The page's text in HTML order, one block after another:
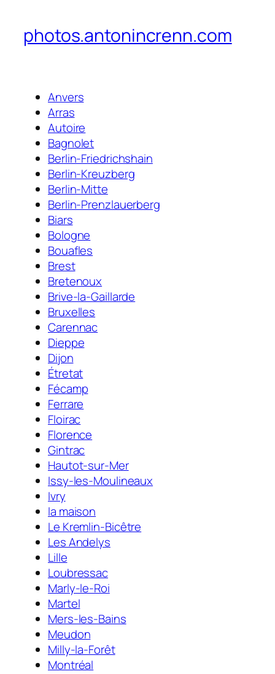
photos.antonincrenn.com
Anvers
Arras
Autoire
Bagnolet
Berlin-Friedrichshain
Berlin-Kreuzberg
Berlin-Mitte
Berlin-Prenzlauerberg
Biars
Bologne
Bouafles
Brest
Bretenoux
Brive-la-Gaillarde
Bruxelles
Carennac
Dieppe
Dijon
Étretat
Fécamp
Ferrare
Floirac
Florence
Gintrac
Hautot-sur-Mer
Issy-les-Moulineaux
Ivry
la maison
Le Kremlin-Bicêtre
Les Andelys
Lille
Loubressac
Marly-le-Roi
Martel
Mers-les-Bains
Meudon
Milly-la-Forêt
Montréal